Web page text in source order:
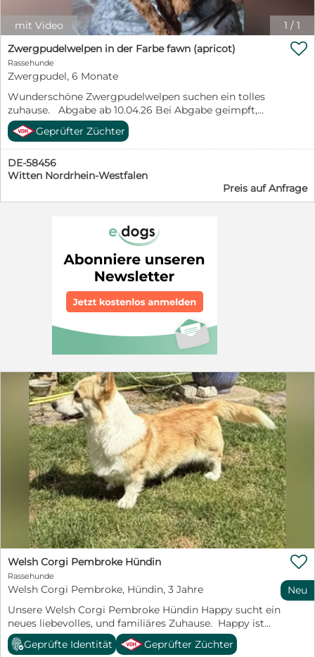
1 / 1
mit Video
Zwergpudelwelpen in der Farbe fawn (apricot)
Rassehunde
Zwergpudel, 6 Monate
Wunderschöne Zwergpudelwelpen suchen ein tolles
zuhause. Abgabe ab 10.04.26 Bei Abgabe geimpft,
gechipt, mehrfach entwurmt. - VDH Papiere. Die Eltern
sind auf Erbkrankheiten untersucht. Bei Interesse
rufen Sie mich gerne an : 02302/ 73522

Geprüfter Züchter
DE-58456
Witten Nordrhein-Westfalen
Preis auf Anfrage
Welsh Corgi Pembroke Hündin
Rassehunde
Welsh Corgi Pembroke, Hündin, 3 Jahre
Unsere Welsh Corgi Pembroke Hündin Happy sucht ein
neues liebevolles, und familiäres Zuhause. Happy ist
eine zutrauliche und liebevolle Hündin. Sie ist am 21.
März 2023 geboren, also 3 Jahre alt.

Neu
Geprüfte Identität Geprüfter Züchter